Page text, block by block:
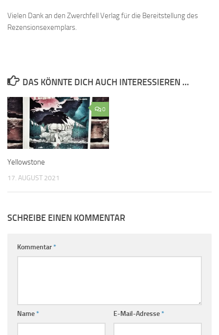
Vielen Dank an den Zwerchfell Verlag für die Bereitstellung des
Rezensionsexemplars.
DAS KÖNNTE DICH AUCH INTERESSIEREN …
0
Yellowstone
17. AUGUST 2021
SCHREIBE EINEN KOMMENTAR
Kommentar*
Name* E-Mail-Adresse*